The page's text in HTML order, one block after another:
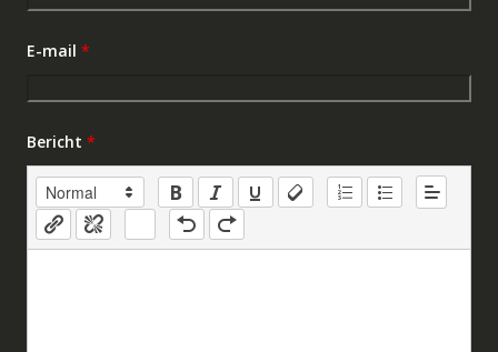
E-mail *
Bericht *